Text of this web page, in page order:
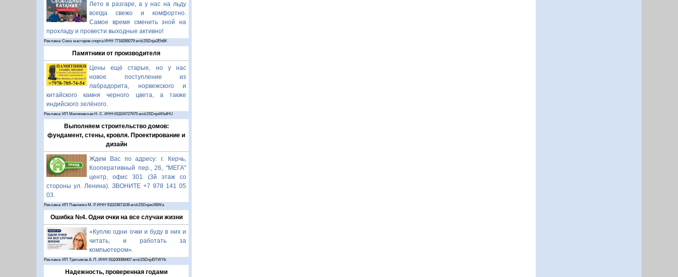
Лето в разгаре, а у нас на льду
всегда свежо и комфортно.
Самое время сменить зной на
прохладу и провести выходные активно!
Реклама: Союз мастеров спорта ИНН 7718289279 erid:2SDnje2Eh6K
Памятники от производителя
Цены ещё старые, но у нас
новое поступление из
лабрадорита, норвежского и
китайского камня черного цвета, а также
индийского зелёного.
Реклама: ИП Миляновская Н. С. ИНН:911104727675 erid:2SDnjeWbdHU
Выполняем строительство домов:
фундамент, стены, кровля. Проектирование и
дизайн
Ждем Вас по адресу: г. Керчь,
Кооперативный пер., 26, "МЕГА"
центр, офис 301 (3й этаж со
стороны ул. Ленина). ЗВОНИТЕ +7 978 141 05
03.
Реклама: ИП Павленко М. Р. ИНН 911103871108 erid:2SDnjesXBWa
Ошибка №4. Одни очки на все случаи жизни
«Куплю одни очки и буду в них и
читать, и работать за
компьютером».
Реклама: ИП Третьяков А. П. ИНН 911100089407 erid:2SDnjd5TWYb
Надежность, проверенная годами